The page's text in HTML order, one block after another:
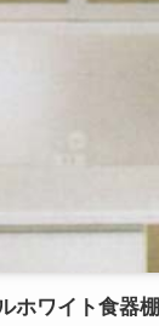
ホワイト食器棚